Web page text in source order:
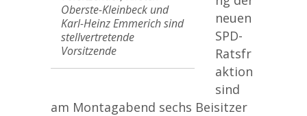
Oberste-Kleinbeck und
Karl-Heinz Emmerich sind
stellvertretende
Vorsitzende
neuen
SPD-
Ratsfr
aktion
sind
am Montagabend sechs Beisitzer